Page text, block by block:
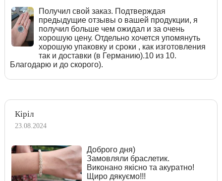
Получил свой заказ. Подтверждая
предыдущие отзывы о вашей продукции, я
получил больше чем ожидал и за очень
хорошую цену. Отдельно хочется упомянуть
хорошую упаковку и сроки , как изготовления
так и доставки (в Германию).10 из 10.
Благодарю и до скорого).
Кіріл
23.08.2024
Доброго дня)
Замовляли браслетик.
Виконано якісно та акуратно!
Щиро дякуємо!!!